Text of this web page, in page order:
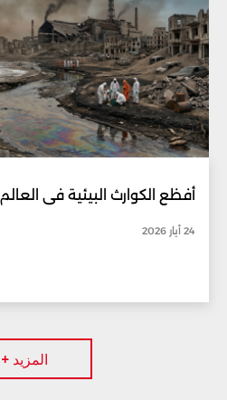
أفظع الكوارث البيئية في العالم
24 أيار 2026
المزيد +